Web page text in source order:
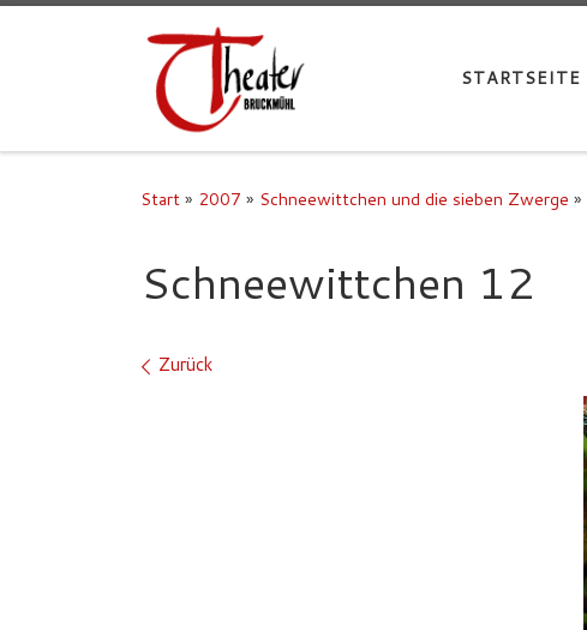
STARTSEITE
Start» 2007 » Schneewittchen und die sieben Zwerge »
Schneewittchen 12
Bilder Navigation
Zurück